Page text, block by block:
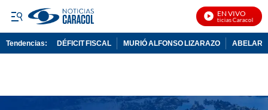
EN VIVO
Noticias Caracol En
Tendencias: DÉFICIT FISCAL MURIÓ ALFONSO LIZARAZO